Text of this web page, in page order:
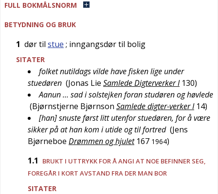
FULL BOKMÅLSNORM
BETYDNING OG BRUK
1 dør til stue ; inngangsdør til bolig
SITATER
folket nutildags vilde have fisken lige under
stuedøren (Jonas Lie Samlede Digterverker I 130)
Aanun … sad i solstejken foran studøren og høvlede
(Bjørnstjerne Bjørnson Samlede digter-verker I 14)
[han] snuste først litt utenfor stuedøren, for å være
sikker på at han kom i utide og til fortred (Jens
Bjørneboe Drømmen og hjulet 167 1964)
1.1
BRUKT I UTTRYKK FOR Å ANGI AT NOE BEFINNER SEG,
FOREGÅR I KORT AVSTAND FRA DER MAN BOR
SITATER